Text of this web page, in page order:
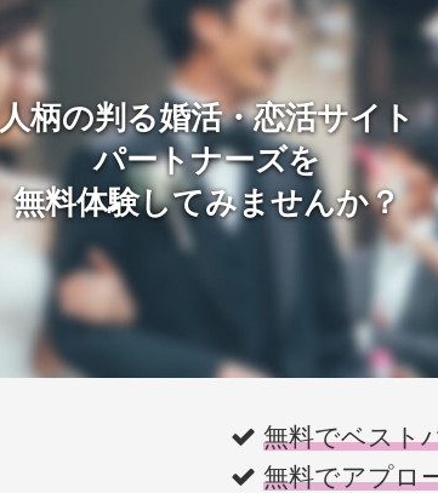
人柄の判る婚活・恋活サイト
パートナーズを
無料体験してみませんか？
無料でベスト
無料でアプロ